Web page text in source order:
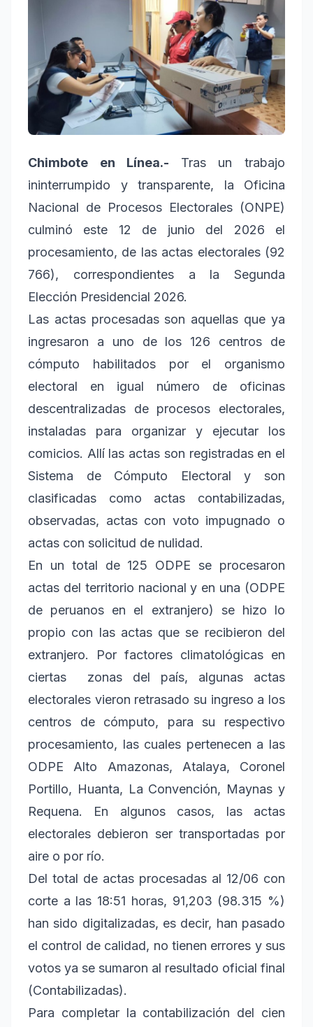
Chimbote en Línea.- Tras un trabajo
ininterrumpido y transparente, la Oficina
Nacional de Procesos Electorales (ONPE)
culminó este 12 de junio del 2026 el
procesamiento, de las actas electorales (92
766), correspondientes a la Segunda
Elección Presidencial 2026.
Las actas procesadas son aquellas que ya
ingresaron a uno de los 126 centros de
cómputo habilitados por el organismo
electoral en igual número de oficinas
descentralizadas de procesos electorales,
instaladas para organizar y ejecutar los
comicios. Allí las actas son registradas en el
Sistema de Cómputo Electoral y son
clasificadas como actas contabilizadas,
observadas, actas con voto impugnado o
actas con solicitud de nulidad.
En un total de 125 ODPE se procesaron
actas del territorio nacional y en una (ODPE
de peruanos en el extranjero) se hizo lo
propio con las actas que se recibieron del
extranjero. Por factores climatológicas en
ciertas
zonas del país, algunas actas
electorales vieron retrasado su ingreso a los
centros de cómputo, para su respectivo
procesamiento, las cuales pertenecen a las
ODPE Alto Amazonas, Atalaya, Coronel
Portillo, Huanta, La Convención, Maynas y
Requena. En algunos casos, las actas
electorales debieron ser transportadas por
aire o por río.
Del total de actas procesadas al 12/06 con
corte a las 18:51 horas, 91,203 (98.315 %)
han sido digitalizadas, es decir, han pasado
el control de calidad, no tienen errores y sus
votos ya se sumaron al resultado oficial final
(Contabilizadas).
Para completar la contabilización del cien